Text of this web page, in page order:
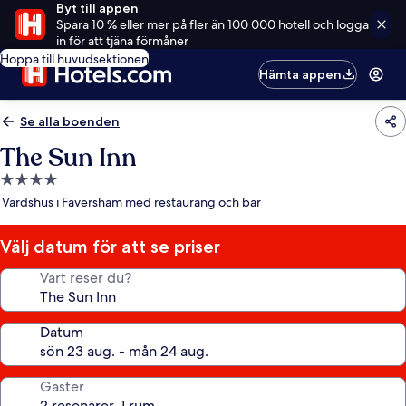
Byt till appen
Spara 10 % eller mer på fler än 100 000 hotell och logga
in för att tjäna förmåner
Hoppa till huvudsektionen
Hämta appen
Se alla boenden
The Sun Inn
4.0-
stjärnigt
Värdshus i Faversham med restaurang och bar
Välj datum för att se priser
Vart reser du?
Datum
Gäster